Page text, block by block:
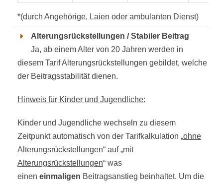
*(durch Angehörige, Laien oder ambulanten Dienst)
Alterungsrückstellungen / Stabiler Beitrag
Ja, ab einem Alter von 20 Jahren werden in
diesem Tarif Alterungsrückstellungen gebildet, welche
der Beitragsstabilität dienen.
Hinweis für Kinder und Jugendliche:
Kinder und Jugendliche wechseln zu diesem
Zeitpunkt automatisch von der Tarifkalkulation „ohne
Alterungsrückstellungen“ auf „mit
Alterungsrückstellungen“ was
einen einmaligen Beitragsanstieg beinhaltet. Um die